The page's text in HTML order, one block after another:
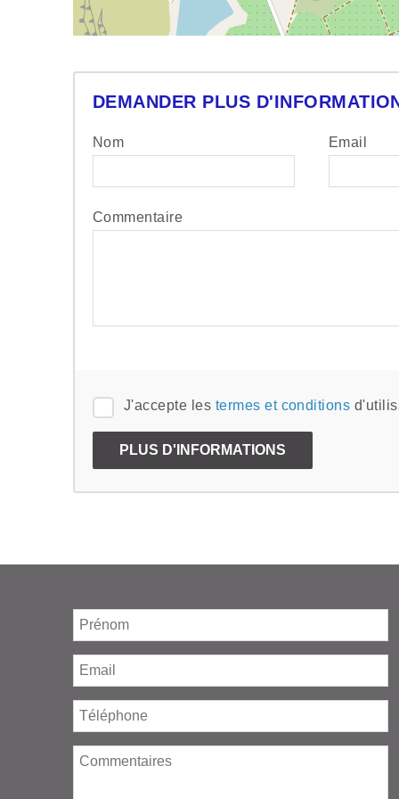
DEMANDER PLUS
Nom Email
Commentaire
J'accepte les termes et conditions